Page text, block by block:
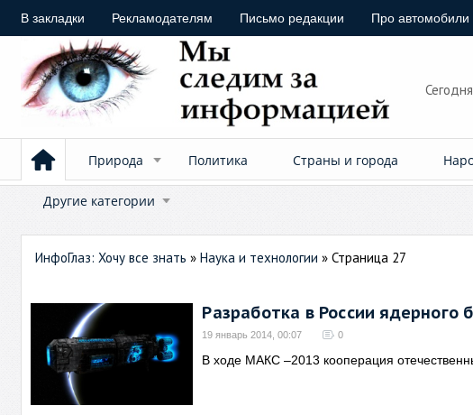
В закладки Рекламодателям Письмо редакции Про автомобили
Природа Политика Страны и города
Другие категории
ИнфоГлаз: Хочу все знать »Наука и технологии » Страница 27
Разработка в России ядерного
19 январь 2014, 00:07 0
В ходе МАКС –2013 кооперация